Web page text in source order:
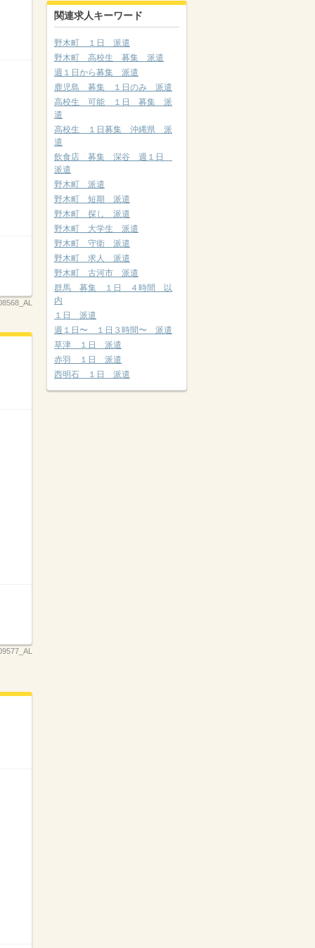
関連求人キーワード
野木町 １日 派遣
野木町 高校生 募集 派遣
週１日から募集 派遣
鹿児島 募集 １日のみ 派遣
高校生 可能 １日 募集 派
遣
高校生 １日募集 沖縄県 派
遣
飲食店 募集 深谷 週１日
派遣
野木町 派遣
野木町 短期 派遣
野木町 探し 派遣
野木町 大学生 派遣
野木町 守衛 派遣
野木町 求人 派遣
野木町 古河市 派遣
群馬 募集 １日 ４時間 以
内
１日 派遣
週１日〜 １日３時間〜 派遣
草津 １日 派遣
赤羽 １日 派遣
西明石 １日 派遣